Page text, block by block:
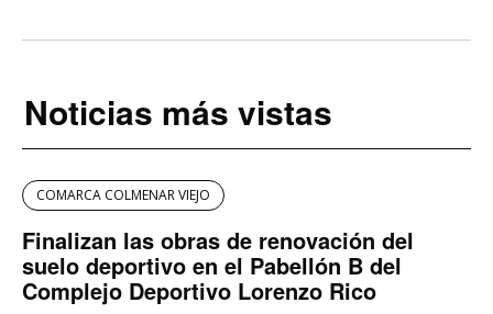
Noticias más vistas
COMARCA COLMENAR VIEJO
Finalizan las obras de renovación del
suelo deportivo en el Pabellón B del
Complejo Deportivo Lorenzo Rico